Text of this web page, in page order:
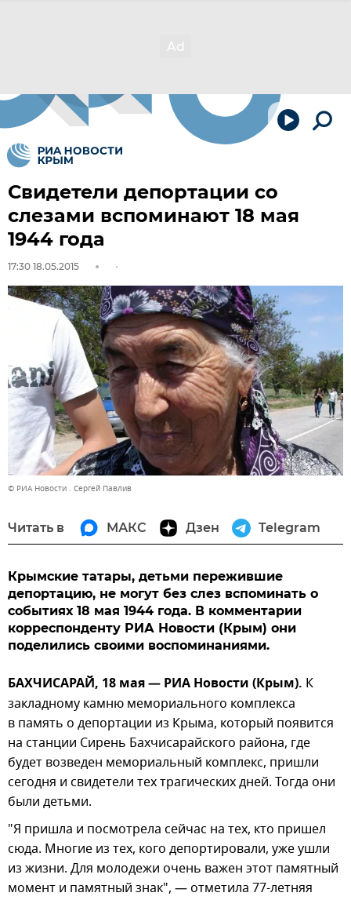
Свидетели депортации со
слезами вспоминают 18 мая
1944 года
17:30 18.05.2015
© РИА Новости . Сергей Павлив
Читать в МАКС Дзен Telegram
Крымские татары, детьми пережившие
депортацию, не могут без слез вспоминать о
событиях 18 мая 1944 года. В комментарии
корреспонденту РИА Новости (Крым) они
поделились своими воспоминаниями.
БАХЧИСАРАЙ, 18 мая — РИА Новости (Крым). К
закладному камню мемориального комплекса
в память о депортации из Крыма, который появится
на станции Сирень Бахчисарайского района, где
будет возведен мемориальный комплекс, пришли
сегодня и свидетели тех трагических дней. Тогда они
были детьми.
"Я пришла и посмотрела сейчас на тех, кто пришел
сюда. Многие из тех, кого депортировали, уже ушли
из жизни. Для молодежи очень важен этот памятный
момент и памятный знак", — отметила 77-летняя